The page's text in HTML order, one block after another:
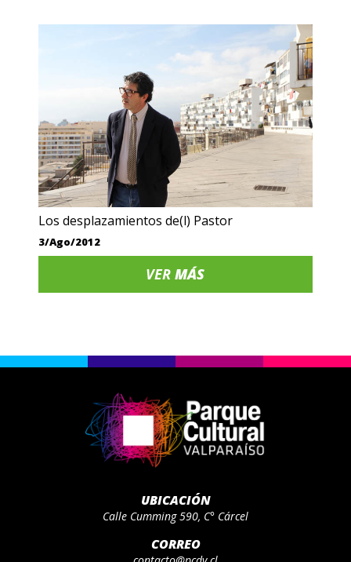
Los desplazamientos de(l) Pastor
3/Ago/2012
VERMÁS
UBICACIÓN
Calle Cumming 590, C° Cárcel
CORREO